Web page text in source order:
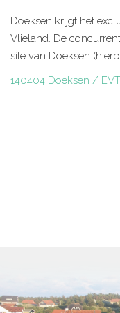
Doeksen krijgt het
Vlieland. De
site van Doeksen
140404 Doeksen / EVT